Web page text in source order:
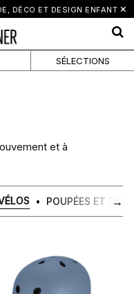
DÉCO ET DESIGN ENFANT ×
SÉLECTIONS
et à
POUPÉES ET →